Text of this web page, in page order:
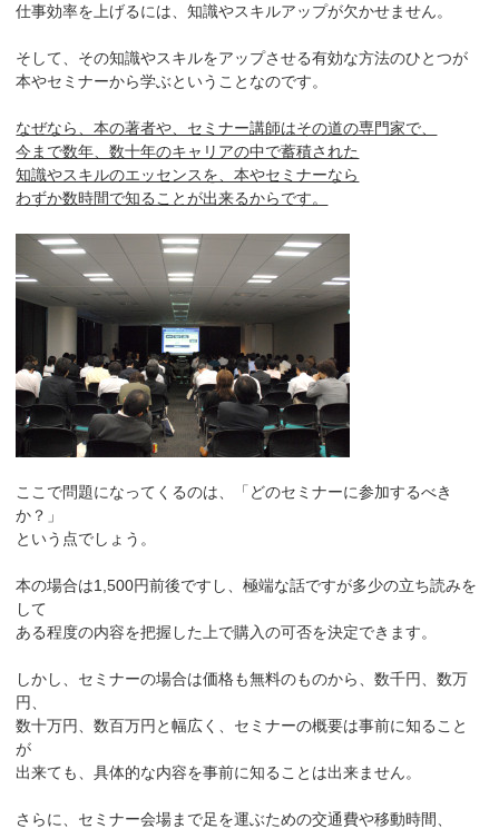
仕事効率を上げるには、知識やスキルアップが欠かせません。
そして、その知識やスキルをアップさせる有効な方法のひとつが
本やセミナーから学ぶということなのです。
なぜなら、本の著者や、セミナー講師はその道の専門家で、
今まで数年、数十年のキャリアの中で蓄積された
知識やスキルのエッセンスを、本やセミナーなら
わずか数時間で知ることが出来るからです。
ここで問題になってくるのは、「どのセミナーに参加するべき
か？」
という点でしょう。
本の場合は1,500円前後ですし、極端な話ですが多少の立ち読みを
して
ある程度の内容を把握した上で購入の可否を決定できます。
しかし、セミナーの場合は価格も無料のものから、数千円、数万
円、
数十万円、数百万円と幅広く、セミナーの概要は事前に知ること
が
出来ても、具体的な内容を事前に知ることは出来ません。
さらに、セミナー会場まで足を運ぶための交通費や移動時間、